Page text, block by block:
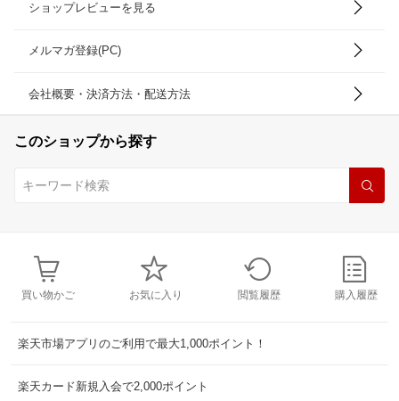
ショップレビューを見る
メルマガ登録(PC)
会社概要・決済方法・配送方法
このショップから探す
買い物かご お気に入り 閲覧履歴 購入履歴
楽天市場アプリのご利用で最大1,000ポイント！
楽天カード新規入会で2,000ポイント